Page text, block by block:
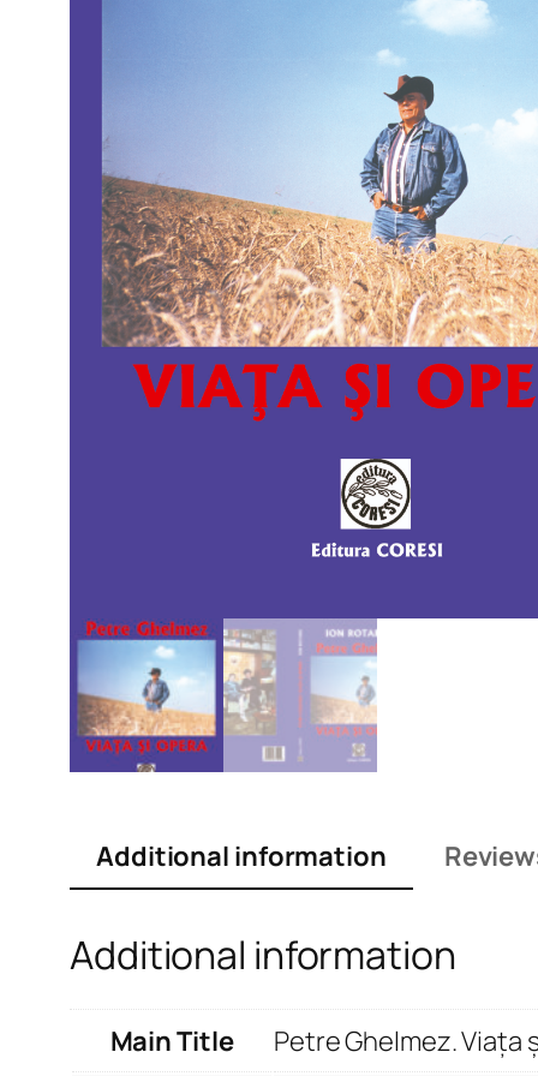
Additional information
Additional information
Main Title
Petre Ghelmez. Viața